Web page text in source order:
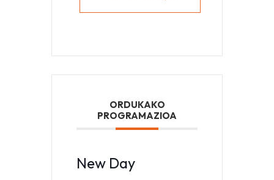
ORDUKAKO
PROGRAMAZIOA
New Day